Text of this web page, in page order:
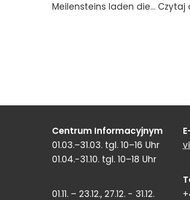
Meilensteins laden die… Czytaj
Centrum Informacyjnym
01.03.–31.03. tgl. 10–16 Uhr
01.04.-31.10. tgl. 10–18 Uhr
01.11. – 23.12., 27.12. - 31.12.